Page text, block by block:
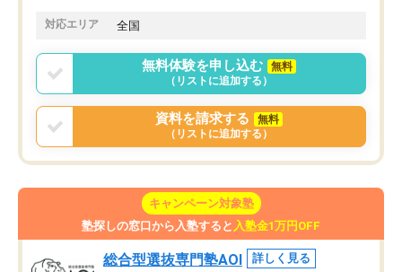
対応エリア 全国
無料体験を申し込む
無料
（リストに追加する）
資料を請求する
無料
（リストに追加する）
キャンペーン対象塾
塾探しの窓口から入塾すると 入塾金1万円OFF
総合型選抜専門塾AOI 詳しく見る